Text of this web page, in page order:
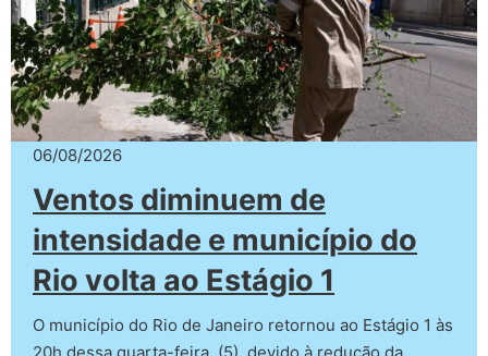
06/08/2026
Ventos diminuem de
intensidade e município do
Rio volta ao Estágio 1
O município do Rio de Janeiro retornou ao Estágio 1 às